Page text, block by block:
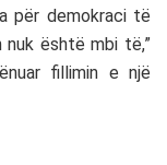
për demokraci të
është mbi të,”
fillimin e një